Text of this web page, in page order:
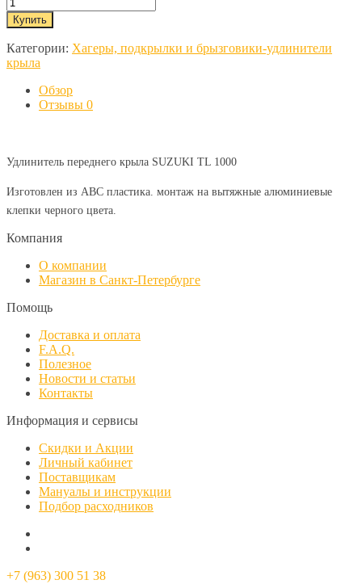
Категории: Хагеры, подкрылки и брызговики-удлинители
крыла
Обзор
Отзывы 0
Удлинитель переднего крыла SUZUKI TL 1000
Изготовлен из АВС пластика. монтаж на вытяжные алюминиевые
клепки черного цвета.
Компания
О компании
Магазин в Санкт-Петербурге
Помощь
Доставка и оплата
F.A.Q.
Полезное
Новости и статьи
Контакты
Информация и сервисы
Скидки и Акции
Личный кабинет
Поставщикам
Мануалы и инструкции
Подбор расходников
+7 (963) 300 51 38